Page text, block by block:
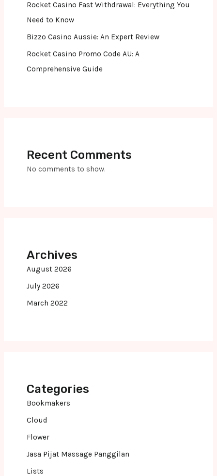
Rocket Casino Fast Withdrawal: Everything You
Need to Know
Bizzo Casino Aussie: An Expert Review
Rocket Casino Promo Code AU: A
Comprehensive Guide
Recent Comments
No comments to show.
Archives
August 2026
July 2026
March 2022
Categories
Bookmakers
Cloud
Flower
Jasa Pijat Massage Panggilan
Lists